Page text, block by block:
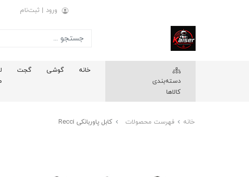
ورود | ثبت‌نام
دسته‌بندی
کالاها
خانه گوشی گجت
خانه فهرست محصولات کابل پاوربانکی Recci